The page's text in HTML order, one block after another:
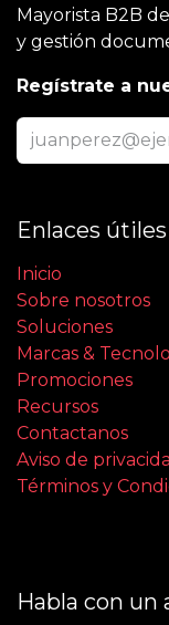
Mayorista B2B
y gestión
Regístrate a
Enlaces útiles
Inicio
Sobre nosotros
Soluciones
Marcas &
Promociones
Recursos
Contactanos
Aviso de
Términos y
Habla con un